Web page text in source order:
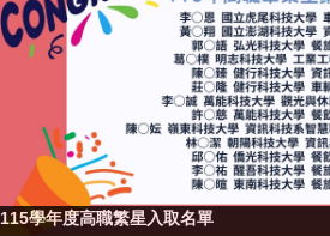
115學年度高職繁星入取名單